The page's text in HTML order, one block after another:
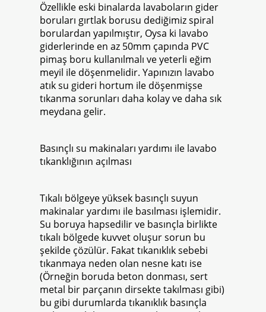
Özellikle eski binalarda lavaboların gider
boruları gırtlak borusu dediğimiz spiral
borulardan yapılmıştır, Oysa ki lavabo
giderlerinde en az 50mm çapında PVC
pimaş boru kullanılmalı ve yeterli eğim
meyil ile döşenmelidir. Yapınızın lavabo
atık su gideri hortum ile döşenmişse
tıkanma sorunları daha kolay ve daha sık
meydana gelir.
Basınçlı su makinaları yardımı ile lavabo
tıkanklığının açılması
Tıkalı bölgeye yüksek basınçlı suyun
makinalar yardımı ile basılması işlemidir.
Su boruya hapsedilir ve basınçla birlikte
tıkalı bölgede kuvvet oluşur sorun bu
şekilde çözülür. Fakat tıkanıklık sebebi
tıkanmaya neden olan nesne katı ise
(Örneğin boruda beton donması, sert
metal bir parçanın dirsekte takılması gibi)
bu gibi durumlarda tıkanıklık basınçla